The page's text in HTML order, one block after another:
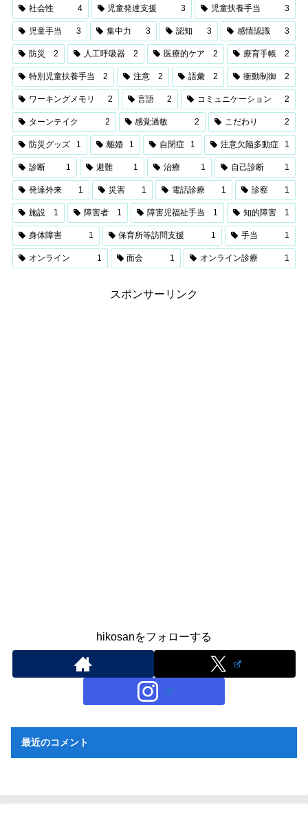
社会性 4 児童発達支援 3 児童扶養手当 3
児童手当 3 集中力 3 認知 3 感情認識 3
防災 2 人工呼吸器 2 医療的ケア 2 療育手帳 2
特別児童扶養手当 2 注意 2 語彙 2 衝動制御 2
ワーキングメモリ 2 言語 2 コミュニケーション 2
ターンテイク 2 感覚過敏 2 こだわり 2
防災グッズ 1 離婚 1 自閉症 1 注意欠陥多動症 1
診断 1 避難 1 治療 1 自己診断 1
発達外来 1 災害 1 電話診療 1 診察 1
施設 1 障害者 1 障害児福祉手当 1 知的障害 1
身体障害 1 保育所等訪問支援 1 手当 1
オンライン 1 面会 1 オンライン診療 1
スポンサーリンク
hikosanをフォローする
最近のコメント